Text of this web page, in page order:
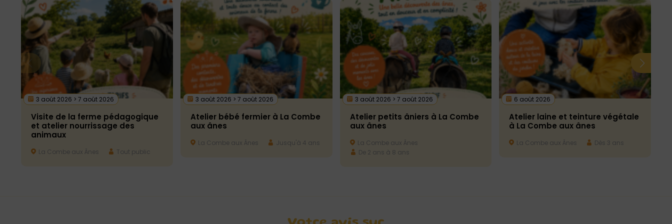
3 août 2026 > 7 août 2026
Visite de la ferme pédagogique
et atelier nourrissage des
animaux
La Combe aux Ânes Tout public
3 août 2026 > 7 août 2026
Atelier bébé fermier à La Combe
aux ânes
La Combe aux Ânes Jusqu'à 4 ans
3 août 2026 > 7 août 2026
Atelier petits âniers à La Combe
aux ânes
La Combe aux Ânes
De 2 ans à 8 ans
6 août 2026
Atelier laine et teinture végétale
à La Combe aux ânes
La Combe aux Ânes Dès 3 ans